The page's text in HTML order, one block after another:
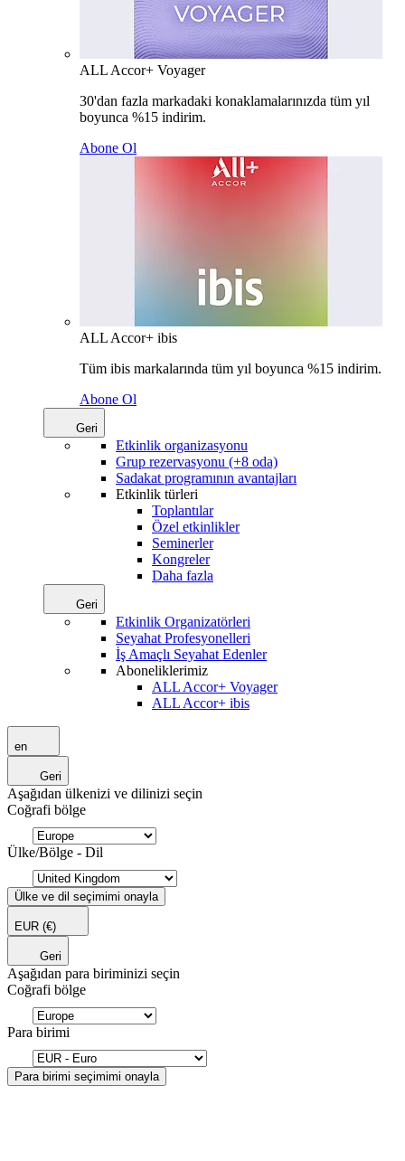
ALL Accor+ Voyager
30'dan fazla markadaki konaklamalarınızda tüm yıl
boyunca %15 indirim.
Abone Ol
ALL Accor+ ibis
Tüm ibis markalarında tüm yıl boyunca %15 indirim.
Abone Ol
Geri
Etkinlik organizasyonu
Grup rezervasyonu (+8 oda)
Sadakat programının avantajları
Etkinlik türleri
Toplantılar
Özel etkinlikler
Seminerler
Kongreler
Daha fazla
Geri
Etkinlik Organizatörleri
Seyahat Profesyonelleri
İş Amaçlı Seyahat Edenler
Aboneliklerimiz
ALL Accor+ Voyager
ALL Accor+ ibis
en
Geri
Aşağıdan ülkenizi ve dilinizi seçin
Coğrafi bölge
Ülke/Bölge - Dil
Ülke ve dil seçimimi onayla
EUR (€)
Geri
Aşağıdan para biriminizi seçin
Coğrafi bölge
Para birimi
Para birimi seçimimi onayla